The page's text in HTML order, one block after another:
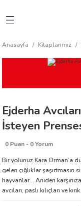
Anasayfa Kitaplarımız
Ejderha
İsteyen
0 Puan - 0 Yorum
Bir yolunuz Kara Orman’a
gelen çığlıklar şaşırtmasın
hayvanlar… Aniden
avcıları, paslı kılıçları ve